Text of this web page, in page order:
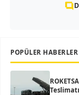
POPÜLER HABERLER
Teslimatı